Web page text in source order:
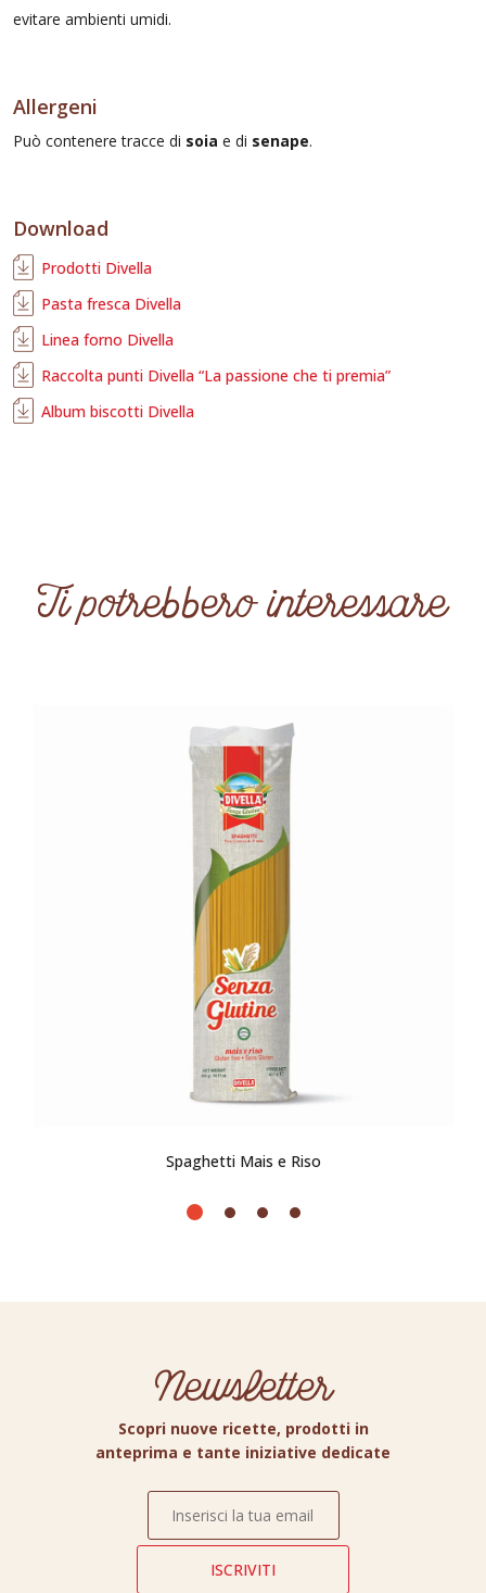
evitare ambienti umidi.
Allergeni
Può contenere tracce di soia e di senape.
Download
Prodotti Divella
Pasta fresca Divella
Linea forno Divella
Raccolta punti Divella “La passione che ti premia”
Album biscotti Divella
Ti potrebbero interessare
Spaghetti Mais e Riso
Newsletter
Scopri nuove ricette, prodotti in
anteprima e tante iniziative dedicate